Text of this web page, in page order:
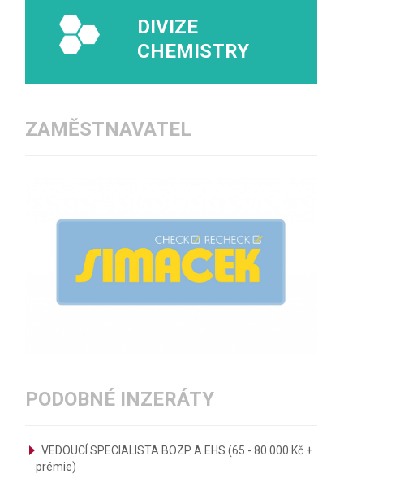
DIVIZE
CHEMISTRY
ZAMĚSTNAVATEL
PODOBNÉ INZERÁTY
VEDOUCÍ SPECIALISTA BOZP A EHS (65 - 80.000 Kč +
prémie)